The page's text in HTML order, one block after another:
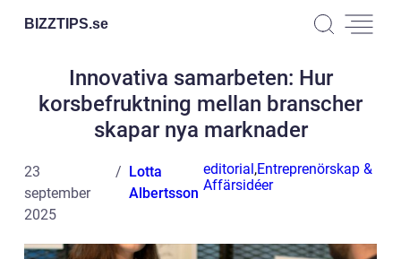
BIZZTIPS.se
Innovativa samarbeten: Hur
korsbefruktning mellan branscher
skapar nya marknader
23
september
2025
Lotta
Albertsson
editorial,Entreprenörskap &
Affärsidéer